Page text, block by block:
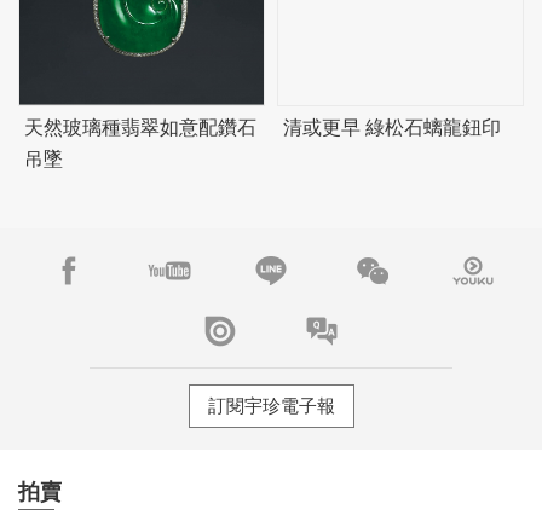
天然玻璃種翡翠如意配鑽石
吊墜
清或更早 綠松石螭龍鈕印
訂閱宇珍電子報
拍賣